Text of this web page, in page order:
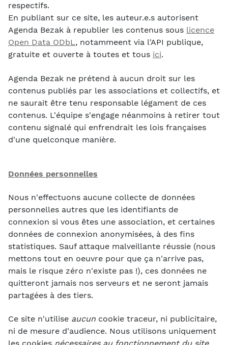
respectifs.
En publiant sur ce site, les auteur.e.s autorisent
Agenda Bezak à republier les contenus sous licence
Open Data ODbL, notammeent via l'API publique,
gratuite et ouverte à toutes et tous ici.
Agenda Bezak ne prétend à aucun droit sur les
contenus publiés par les associations et collectifs, et
ne saurait être tenu responsable légament de ces
contenus. L'équipe s'engage néanmoins à retirer tout
contenu signalé qui enfrendrait les lois françaises
d'une quelconque manière.
Données personnelles
Nous n'effectuons aucune collecte de données
personnelles autres que les identifiants de
connexion si vous êtes une association, et certaines
données de connexion anonymisées, à des fins
statistiques. Sauf attaque malveillante réussie (nous
mettons tout en oeuvre pour que ça n'arrive pas,
mais le risque zéro n'existe pas !), ces données ne
quitteront jamais nos serveurs et ne seront jamais
partagées à des tiers.
Ce site n'utilise aucun cookie traceur, ni publicitaire,
ni de mesure d'audience. Nous utilisons uniquement